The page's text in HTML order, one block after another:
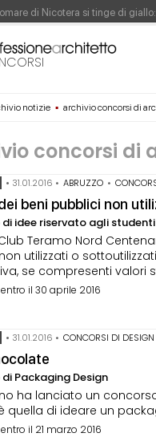
notizie ▪ archivio concorsi di
concorsi di
• 31.01.2016 • ABRUZZO •
beni pubblici non
idee riservato agli
Teramo Nord
utilizzati o
se compresenti valori
il 30 aprile 2016
• 31.01.2016 • CONCORSI DI DESIGN
Packaging Design
ha lanciato un
quella di ideare un
il 21 marzo 2016
di Nicotera si tinge di
infrastrutture è legge, le
volto per il lungomare di